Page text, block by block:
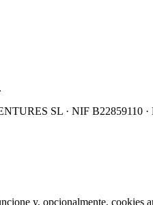
SL · NIF B22859110
y, opcionalmente,